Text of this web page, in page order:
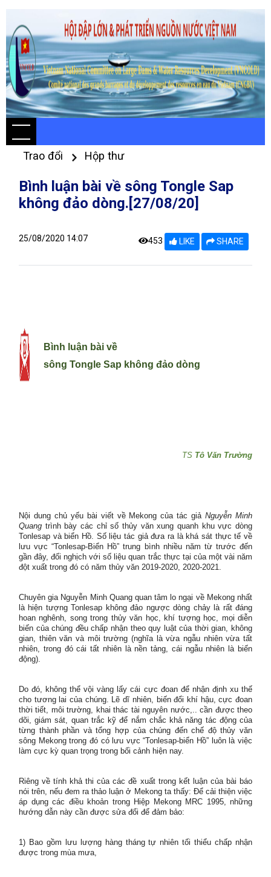
Trao đổi Hộp thư
Bình luận bài về sông Tongle Sap
không đảo dòng.[27/08/20]
25/08/2020 14:07 453 LIKE SHARE
Bình luận bài về
sông Tongle Sap không đảo dòng
TS Tô Văn Trường
Nội dung chủ yếu bài viết về Mekong của tác giảNguyễn Minh
Quang trình bày các chỉ số thủy văn xung quanh khu vực dòng
Tonlesap và biển Hồ. Số liệu tác giả đưa ra là khá sát thực tế về
lưu vực “Tonlesap-Biển Hồ” trung bình nhiều năm từ trước đến
gần đây, đối nghịch với số liệu quan trắc thực tại của một vài năm
đột xuất trong đó có năm thủy văn 2019-2020, 2020-2021.
Chuyên gia Nguyễn Minh Quang quan tâm lo ngại về Mekong nhất
là hiện tượng Tonlesap không đảo ngược dòng chảy là rất đáng
hoan nghênh, song trong thủy văn học, khí tượng học, mọi diễn
biến của chúng đều chấp nhận theo quy luật của thời gian, không
gian, thiên văn và môi trường (nghĩa là vừa ngẫu nhiên vừa tất
nhiên, trong đó cái tất nhiên là nền tảng, cái ngẫu nhiên là biến
động).
Do đó, không thể vội vàng lấy cái cực đoan để nhận định xu thế
cho tương lai của chúng. Lẽ dĩ nhiên, biến đổi khí hậu, cực đoan
thời tiết, môi trường, khai thác tài nguyên nước,.. cần được theo
dõi, giám sát, quan trắc kỹ để nắm chắc khả năng tác động của
từng thành phần và tổng hợp của chúng đến chế độ thủy văn
sông Mekong trong đó có lưu vực “Tonlesap-biển Hồ” luôn là việc
làm cực kỳ quan trọng trong bối cảnh hiện nay.
Riêng về tính khả thi của các đề xuất trong kết luận của bài báo
nói trên, nếu đem ra thảo luận ở Mekong ta thấy: Để cải thiện việc
áp dụng các điều khoản trong Hiệp Mekong MRC 1995, những
hướng dẫn này cần được sửa đổi để đảm bảo:
1) Bao gồm lưu lượng hàng tháng tự nhiên tối thiểu chấp nhận
được trong mùa mưa,